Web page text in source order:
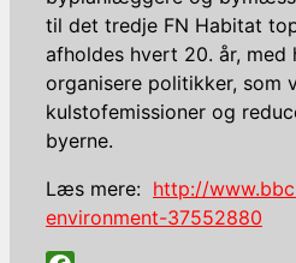
til det tredje FN Habitat
afholdes hvert 20. år, med
organisere politikker, som
kulstofemissioner og
byerne.
Læs mere: http://
environment-37552880